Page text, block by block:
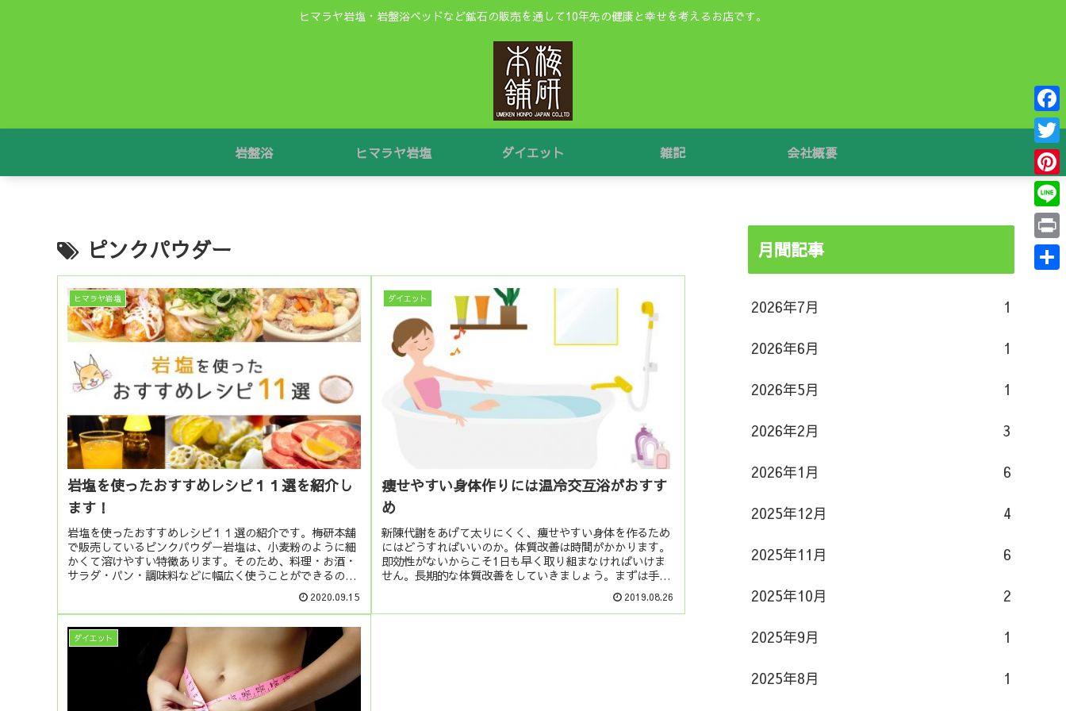
ヒマラヤ岩塩・岩盤浴ベッドなど鉱石の販売を通して10年先の健康と幸せを考えるお店です。
岩盤浴 ヒマラヤ岩塩 ダイエット 雑記 会社概要
ピンクパウダー
ヒマラヤ岩塩
岩塩を使ったおすすめレシピ１１選を紹介し
ます！
岩塩を使ったおすすめレシピ１１選の紹介です。梅研本舗
で販売しているピンクパウダー岩塩は、小麦粉のように細
かくて溶けやすい特徴あります。そのため、料理・お酒・
サラダ・パン・調味料などに幅広く使うことができるので
2020.09.15
ダイエット
痩せやすい身体作りには温冷交互浴がおすす
め
新陳代謝をあげて太りにくく、痩せやすい身体を作るため
にはどうすればいいのか。体質改善は時間がかかります。
即効性がないからこそ1日も早く取り組まなければいけま
せん。長期的な体質改善をしていきましょう。まずは手軽
2019.08.26
ダイエット
月間記事
2026年7月 1
2026年6月 1
2026年5月 1
2026年2月 3
2026年1月 6
2025年12月 4
2025年11月 6
2025年10月 2
2025年9月 1
2025年8月 1
F
a
c
e
b
o
o
T
w
i
t
t
P
i
n
t
L
i
n
P
r